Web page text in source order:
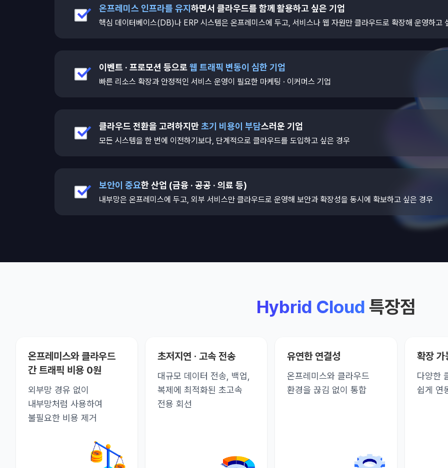
check 온프레미스 인프라를 유지 하면서 클라우드를 함께 활용하고 싶은 기업
핵심 데이터베이스(DB)나 ERP 시스템은 온프레미스에 두고, 서비스나 웹 자원만 클라우드로 확장해 운영하고
check 이벤트 · 프로모션 등으로웹 트래픽 변동이 심한 기업
빠른 리소스 확장과 안정적인 서비스 운영이 필요한 마케팅 · 이커머스 기업
check 클라우드 전환을 고려하지만초기 비용이 부담스러운 기업
모든 시스템을 한 번에 이전하기보다, 단계적으로 클라우드를 도입하고 싶은 경우
check 보안이 중요한 산업 (금융 · 공공 · 의료 등)
내부망은 온프레미스에 두고, 외부 서비스만 클라우드로 운영해 보안과 확장성을 동시에 확보하고 싶은 경우
Hybrid Cloud 특장점
온프레미스와 클라우드
간 트래픽 비용 0원
외부망 경유 없이
내부망처럼 사용하여
불필요한 비용 제거
초저지연 · 고속 전송
대규모 데이터 전송, 백업,
복제에 최적화된 초고속
전용 회선
유연한 연결성
온프레미스와 클라우드
환경을 끊김 없이 통합
확장 가
다양한
쉽게 연